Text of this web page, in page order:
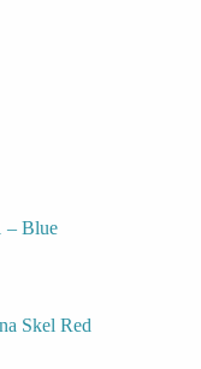
– Blue